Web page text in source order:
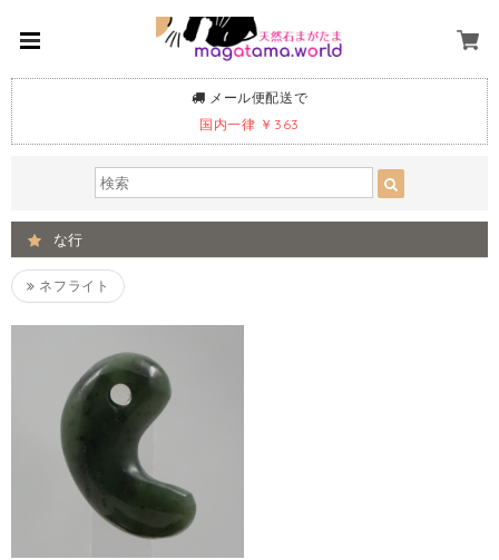
メール便配送で
国内一律 ￥363
な行
ネフライト